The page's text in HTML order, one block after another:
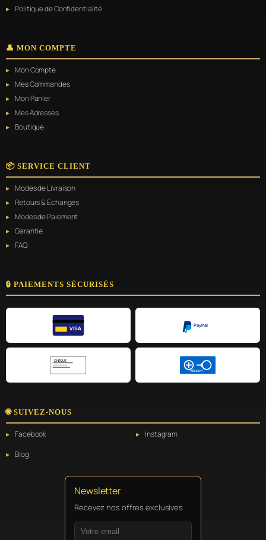
Politique de Confidentialité
👤 MON COMPTE
Mon Compte
Mes Commandes
Mon Panier
Mes Adresses
Boutique
📦 SERVICE CLIENT
Modes de Livraison
Retours & Échanges
Modes de Paiement
Garantie
FAQ
🔒 PAIEMENTS SÉCURISÉS
VISA
PayPal
CHÈQUE
VIREMENT
🌐 SUIVEZ-NOUS
Facebook
Instagram
Blog
Newsletter
Recevez nos offres exclusives